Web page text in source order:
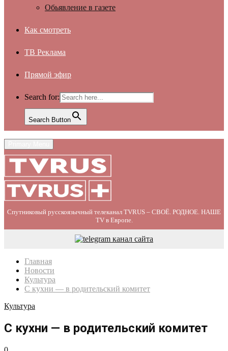
Обьявление в газете
Как смотреть
ТВ Реклама
Прямой эфир
Search for:
Search Button
Спутниковый русскоязычный телеканал TVRUS – СВОЁ. РОДНОЕ. НАШЕ
TV в Европе.
Главная
Новости
Культура
С кухни — в родительский комитет
Культура
С кухни — в родительский комитет